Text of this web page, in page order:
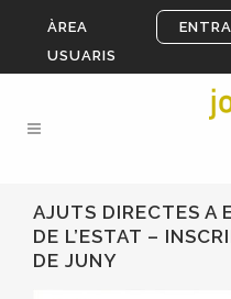
ÀREA
USUARIS
AJUTS DIRECTES A
DE L’ESTAT –
DE JUNY